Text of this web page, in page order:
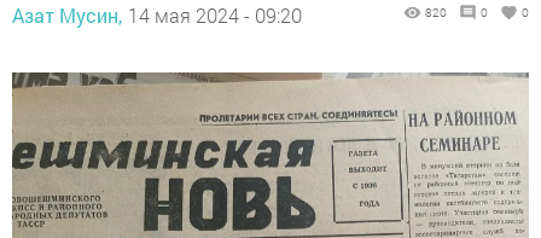
Азат Мусин, 14 мая 2024 - 09:20 820 0 0